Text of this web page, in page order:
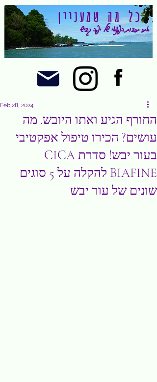
אתר תרבות הפנאי של יפה גביש
כל מה שמעניין
החורף הגיע ואתו היובש. מה
עושים? הכירו טיפול אפקטיבי
בעור יבש! סדרת CICA
BIAFINE להקלה על 5 סוגים
שונים של עור יבש
Feb 28, 2024